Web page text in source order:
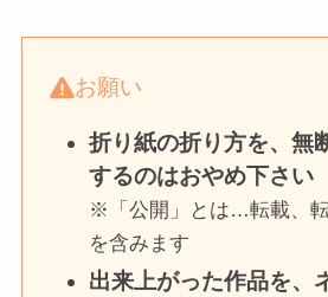
お願い
折り紙の折り方を、無
するのはおやめ下さい
※「公開」とは…転載、
を含みます
出来上がった作品を、